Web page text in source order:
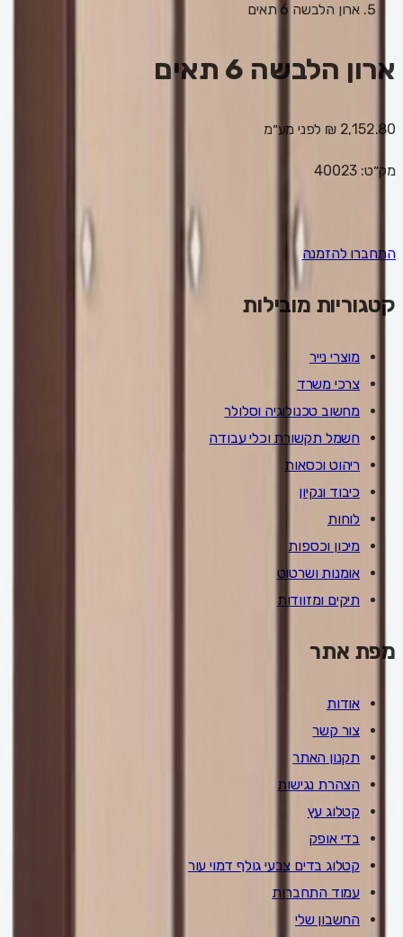
ארון הלבשה 6 תאים
ארון הלבשה 6 תאים
2,152.80 ₪ לפני מע״מ
מק״ט: 40023
התחברו להזמנה
קטגוריות מובילות
מוצרי נייר
צרכי משרד
מחשוב טכנולוגיה וסלולר
חשמל תקשורת וכלי עבודה
ריהוט וכסאות
כיבוד ונקיון
לוחות
מיכון וכספות
אומנות ושרטוט
תיקים ומזוודות
מפת אתר
אודות
צור קשר
תקנון האתר
הצהרת נגישות
קטלוג עץ
בדי אופק
קטלוג בדים צבעי גולף דמוי עור
עמוד התחברות
החשבון שלי